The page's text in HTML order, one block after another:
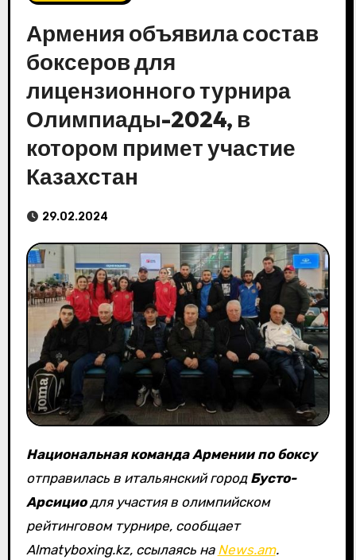
Армения объявила состав
боксеров для
лицензионного турнира
Олимпиады-2024, в
котором примет участие
Казахстан
29.02.2024
Национальная команда Армении по боксу
отправилась в итальянский город Бусто-
Арсициодля участия в олимпийском
рейтинговом турнире, сообщает
Almatyboxing.kz, ссылаясь на News.am.